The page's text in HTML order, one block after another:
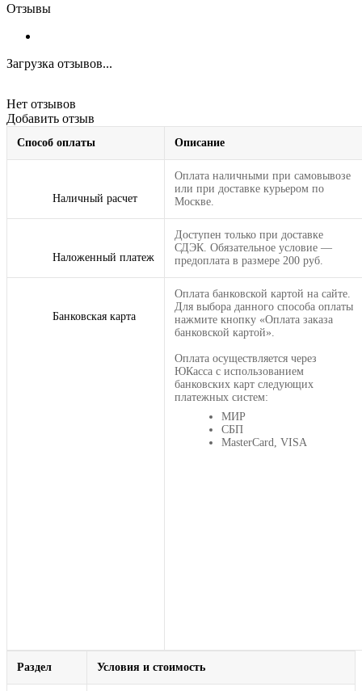
Отзывы
Загрузка отзывов...
Нет отзывов
Добавить отзыв
Способ оплаты Описание
Наличный расчет
Оплата наличными при самовывозе
или при доставке курьером по
Москве.
Наложенный платеж
Доступен только при доставке
СДЭК. Обязательное условие —
предоплата в размере 200 руб.
Банковская карта
Оплата банковской картой на сайте.
Для выбора данного способа оплаты
нажмите кнопку «Оплата заказа
банковской картой».
Оплата осуществляется через
ЮКасса с использованием
банковских карт следующих
платежных систем:
МИР
СБП
MasterCard, VISA
Раздел Условия и стоимость